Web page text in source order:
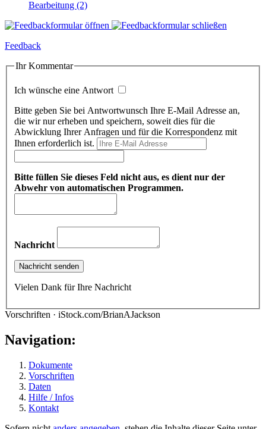
Bearbeitung (2)
Feedback
Ihr Kommentar
Ich wünsche eine Antwort
Bitte geben Sie bei Antwortwunsch Ihre E-Mail Adresse an,
die wir nur erheben und speichern, soweit dies für die
Abwicklung Ihrer Anfragen und für die Korrespondenz mit
Ihnen erforderlich ist.
Bitte füllen Sie dieses Feld nicht aus, es dient nur der
Abwehr von automatischen Programmen.
Nachricht
Vielen Dank für Ihre Nachricht
Vorschriften · iStock.com/BrianAJackson
Navigation:
Dokumente
Vorschriften
Daten
Hilfe / Infos
Kontakt